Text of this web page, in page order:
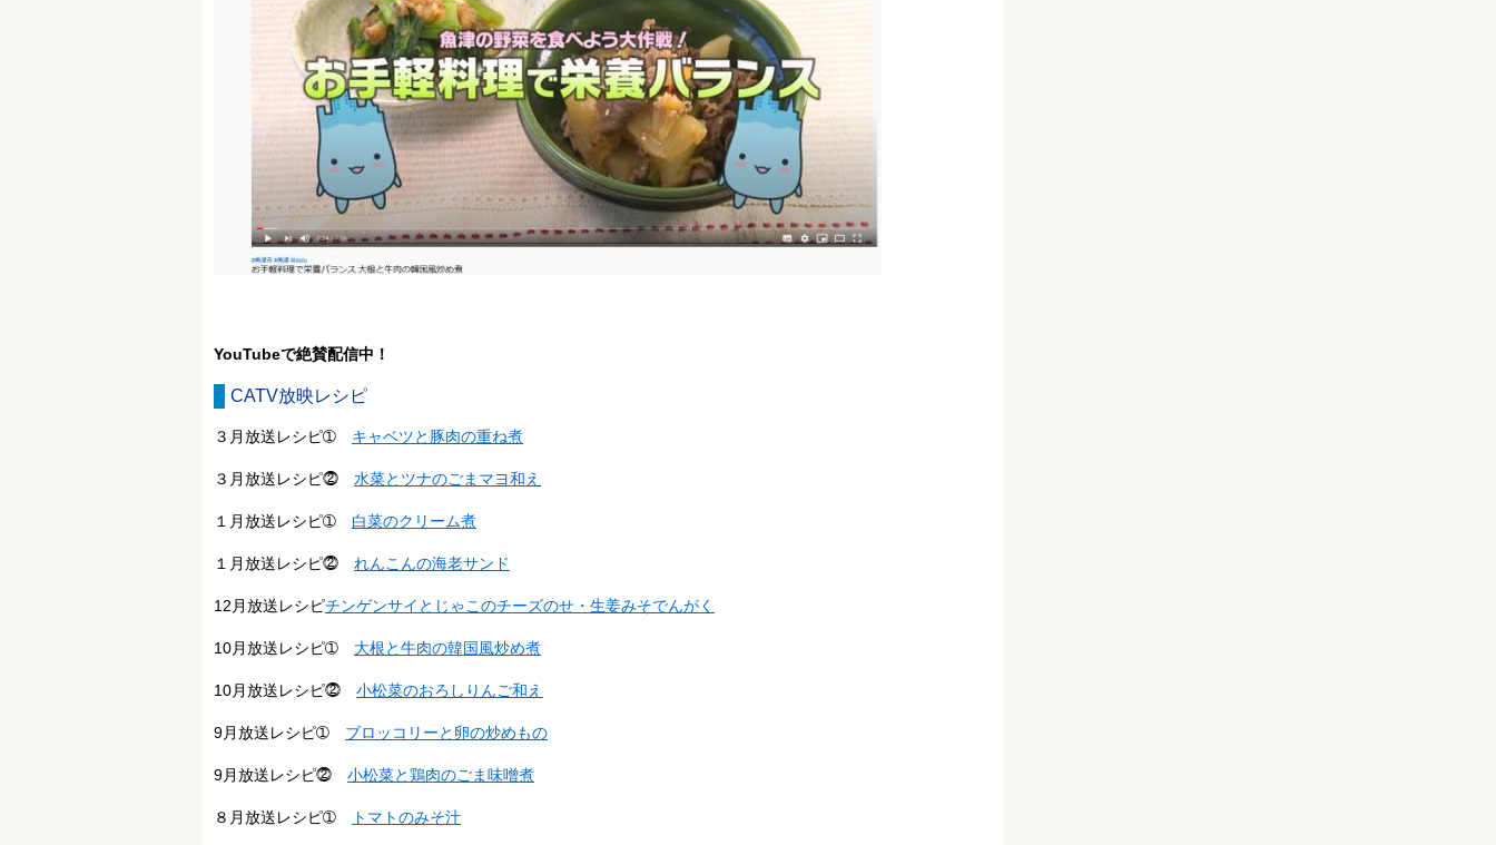
YouTubeで絶賛配信中！
CATV放映レシピ
３月放送レシピ➀ キャベツと豚肉の重ね煮
３月放送レシピ⓶ 水菜とツナのごまマヨ和え
１月放送レシピ➀ 白菜のクリーム煮
１月放送レシピ⓶ れんこんの海老サンド
12月放送レシピチンゲンサイとじゃこのチーズのせ・生姜みそでんがく
10月放送レシピ➀ 大根と牛肉の韓国風炒め煮
10月放送レシピ⓶ 小松菜のおろしりんご和え
9月放送レシピ➀ ブロッコリーと卵の炒めもの
9月放送レシピ⓶ 小松菜と鶏肉のごま味噌煮
８月放送レシピ➀ トマトのみそ汁